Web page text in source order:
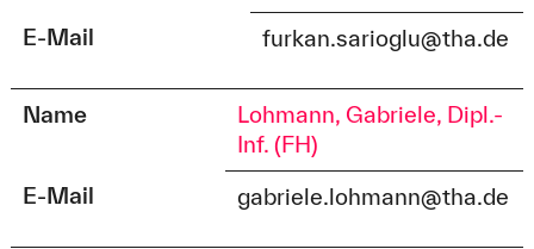
E-Mail
furkan.sarioglu@tha.de
Name
Lohmann, Gabriele, Dipl.-
Inf. (FH)
E-Mail
gabriele.lohmann@tha.de